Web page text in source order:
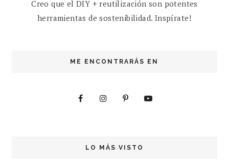
Creo que el DIY + reutilización son potentes
herramientas de sostenibilidad. Inspírate!
ME ENCONTRARÁS EN
LO MÁS VISTO